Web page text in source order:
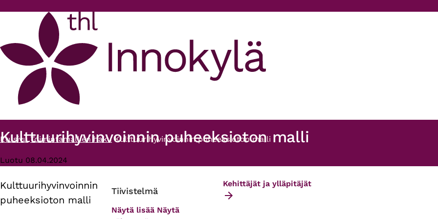
Murupolku
Etusivu Toimintamallien haku Kulttuurihyvinvoinnin puheeksioton malli
Kulttuurihyvinvoinnin puheeksioton malli
Luotu 08.04.2024
Primary
tabs
Kulttuurihyvinvoinnin
puheeksioton malli
Tiivistelmä
Näytä lisää Näytä
Kehittäjät ja ylläpitäjät